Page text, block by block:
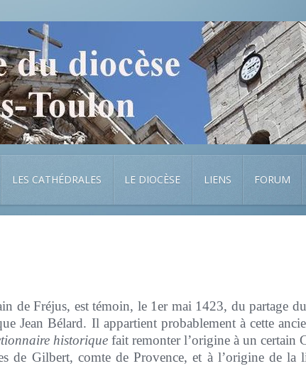
LES CATHÉDRALES LE DIOCÈSE LIENS FORUM
de Fréjus, est témoin, le 1er mai 1423, du partage
Jean Bélard. Il appartient probablement à cette
historique fait remonter l’origine à un certain
de Gilbert, comte de Provence, et à l’origine de la